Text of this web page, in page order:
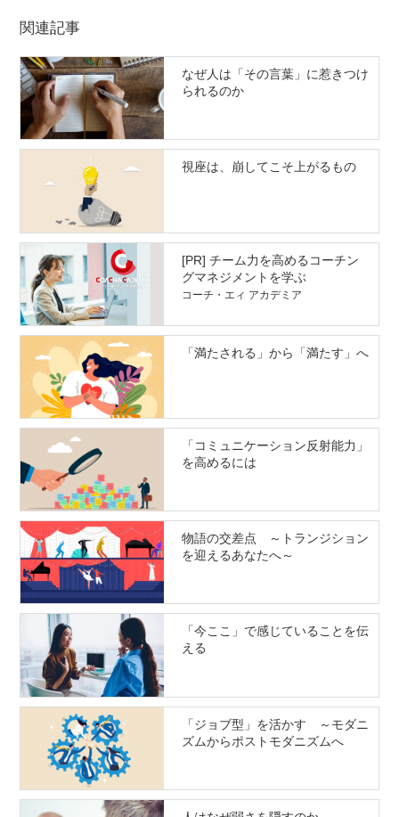
関連記事
なぜ人は「その言葉」に惹きつけ
られるのか
視座は、崩してこそ上がるもの
[PR] チーム力を高めるコーチン
グマネジメントを学ぶ
コーチ・エィ アカデミア
「満たされる」から「満たす」へ
「コミュニケーション反射能力」
を高めるには
物語の交差点 ～トランジション
を迎えるあなたへ～
「今ここ」で感じていることを伝
える
「ジョブ型」を活かす ～モダニ
ズムからポストモダニズムへ